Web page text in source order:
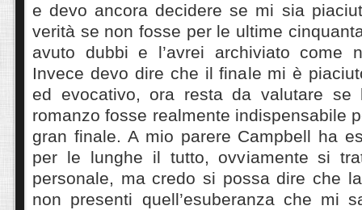
e devo ancora decidere se mi sia
verità se non fosse per le ultime
avuto dubbi e l’avrei archiviato come
Invece devo dire che il finale mi è
ed evocativo, ora resta da valutare se
romanzo fosse realmente indispensabile
gran finale. A mio parere Campbell ha
per le lunghe il tutto, ovviamente si
personale, ma credo si possa dire che
non presenti quell’esuberanza che mi